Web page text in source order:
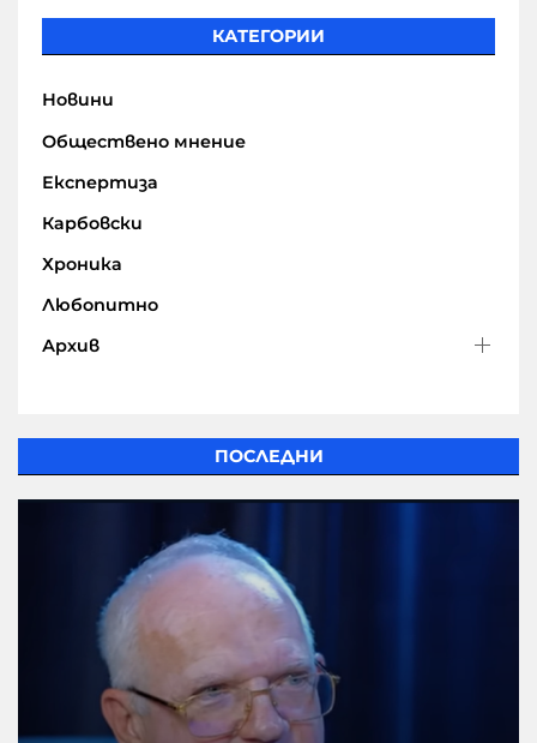
КАТЕГОРИИ
Новини
Обществено мнение
Експертиза
Карбовски
Хроника
Любопитно
Архив
ПОСЛЕДНИ